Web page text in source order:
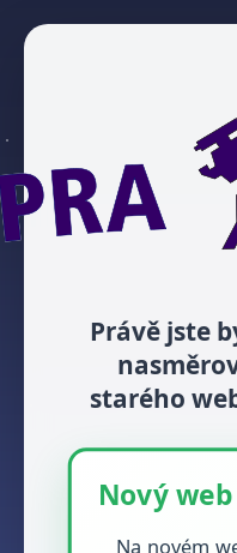
Právě jste
starého
Nový web
Na novém